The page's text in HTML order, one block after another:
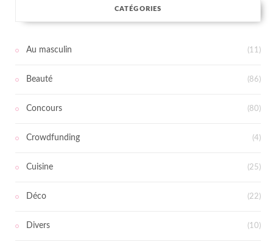
CATÉGORIES
Au masculin (11)
Beauté (86)
Concours (80)
Crowdfunding (4)
Cuisine (25)
Déco (22)
Divers (10)